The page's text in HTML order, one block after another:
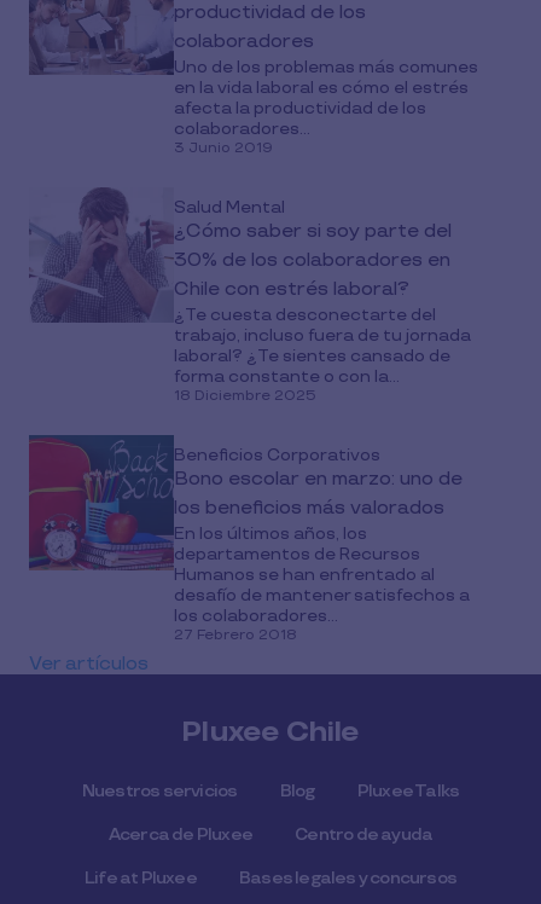
productividad de los
colaboradores
Uno de los problemas más comunes
en la vida laboral es cómo el estrés
afecta la productividad de los
colaboradores...
3 Junio 2019
Salud Mental
¿Cómo saber si soy parte del
30% de los colaboradores en
Chile con estrés laboral?
¿Te cuesta desconectarte del
trabajo, incluso fuera de tu jornada
laboral? ¿Te sientes cansado de
forma constante o con la...
18 Diciembre 2025
Beneficios Corporativos
Bono escolar en marzo: uno de
los beneficios más valorados
En los últimos años, los
departamentos de Recursos
Humanos se han enfrentado al
desafío de mantener satisfechos a
los colaboradores...
27 Febrero 2018
Ver artículos
Pluxee Chile
Nuestros servicios Blog Pluxee Talks
Acerca de Pluxee Centro de ayuda
Life at Pluxee Bases legales y concursos